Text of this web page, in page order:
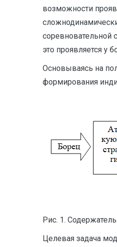
возможности
соревновательной
это проявляется у
Основываясь на
формирования
Рис. 1.
Целевая задача